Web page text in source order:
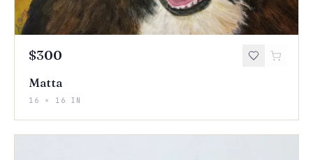
$300
Matta
16 × 16 IN